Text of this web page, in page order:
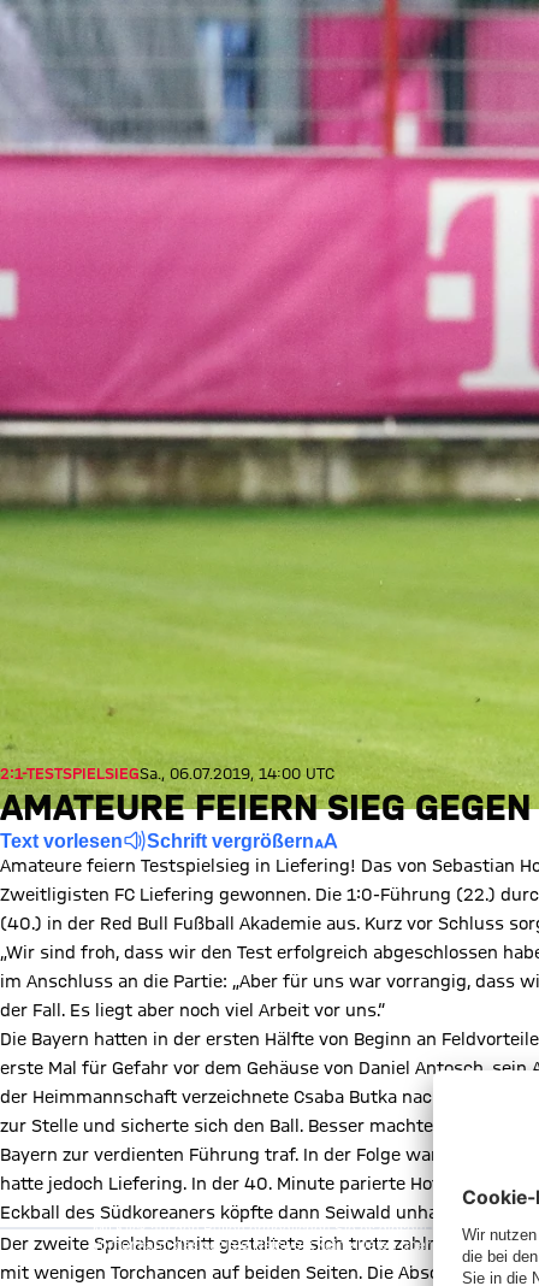
2:1-TESTSPIELSIEGSa., 06.07.2019, 14:00 UTC
AMATEURE FEIERN SIEG
Text vorlesen Schrift vergrößern
Amateure feiern Testspielsieg in Liefering! Das von Sebastian
Zweitligisten FC Liefering gewonnen. Die 1:0-Führung (22.)
(40.) in der Red Bull Fußball Akademie aus. Kurz vor Schluss
„Wir sind froh, dass wir den Test erfolgreich abgeschlossen
im Anschluss an die Partie: „Aber für uns war vorrangig, dass
der Fall. Es liegt aber noch viel Arbeit vor uns.“
Die Bayern hatten in der ersten Hälfte von Beginn an
erste Mal für Gefahr vor dem Gehäuse von Daniel Antosch,
der Heimmannschaft verzeichnete Csaba Butka nach 13
zur Stelle und sicherte sich den Ball. Besser machte es
Bayern zur verdienten Führung traf. In der Folge waren die
hatte jedoch Liefering. In der 40. Minute parierte Hoffmann
Eckball des Südkoreaners köpfte dann Seiwald unhaltbar zum
X
Mit Klick auf den Button ermöglichen Sie es diesem sozialen
Vorher kann das soziale Netzwerk keine Daten über Sie erheben,
des sozialen Netzwerks auf unserer Website gespeichert und
Details:
Der zweite Spielabschnitt gestaltete sich trotz zahlreicher
mit wenigen Torchancen auf beiden Seiten. Die Abschlüsse